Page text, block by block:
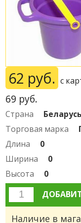
62 руб. с
69 руб.
Страна
Беларусь
Торговая марка
Длина
0
Ширина
0
Высота
0
Наличие в